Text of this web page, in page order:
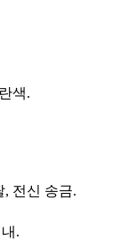
색.
, 전신 송금.
.